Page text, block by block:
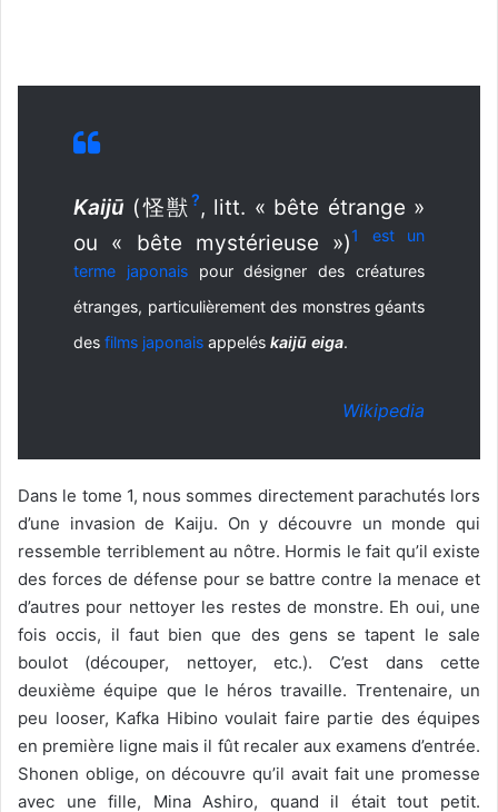
Kaijū (怪獣?, litt. « bête étrange »
ou « bête mystérieuse »)1 est un
terme japonaispour désigner des créatures
étranges, particulièrement des monstres géants
des films japonais appelés kaijū eiga.
Wikipedia
Dans le tome 1, nous sommes directement parachutés lors
d’une invasion de Kaiju. On y découvre un monde qui
ressemble terriblement au nôtre. Hormis le fait qu’il existe
des forces de défense pour se battre contre la menace et
d’autres pour nettoyer les restes de monstre. Eh oui, une
fois occis, il faut bien que des gens se tapent le sale
boulot (découper, nettoyer, etc.). C’est dans cette
deuxième équipe que le héros travaille. Trentenaire, un
peu looser, Kafka Hibino voulait faire partie des équipes
en première ligne mais il fût recaler aux examens d’entrée.
Shonen oblige, on découvre qu’il avait fait une promesse
avec une fille, Mina Ashiro, quand il était tout petit.